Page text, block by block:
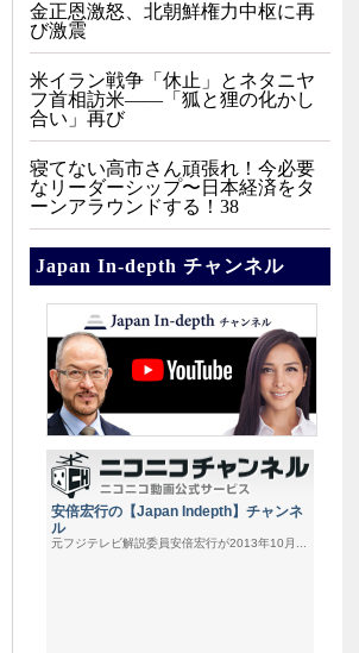
金正恩激怒、北朝鮮権力中枢に再
び激震
米イラン戦争「休止」とネタニヤ
フ首相訪米――「狐と狸の化かし
合い」再び
寝てない高市さん頑張れ！今必要
なリーダーシップ〜日本経済をタ
ーンアラウンドする！38
Japan In-depth チャンネル